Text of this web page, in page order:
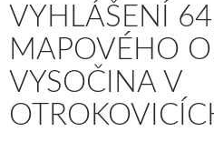
VYHLÁŠENÍ
MAPOVÉHO
VYSOČINA V